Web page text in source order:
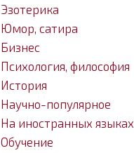
Эзотерика
Юмор, сатира
Бизнес
Психология, философия
История
Научно-популярное
На иностранных языках
Обучение